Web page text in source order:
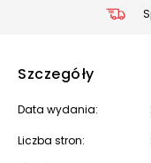
Szczegóły
Data wydania:
Liczba stron: